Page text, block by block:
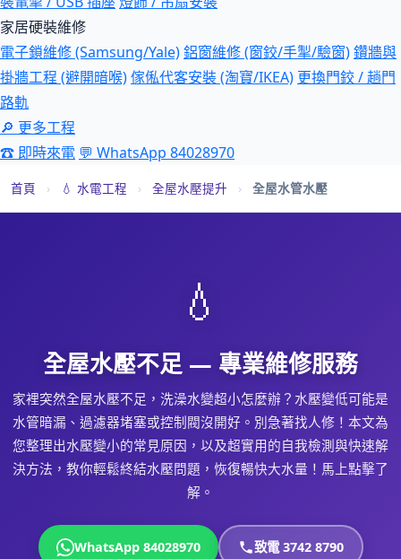
家居硬裝維修
電子鎖維修 (Samsung/Yale)鋁窗維修 (窗鉸/手掣/驗窗)鑽牆與
掛牆工程 (避開暗喉)傢俬代客安裝 (淘寶/IKEA) 更換門鉸 / 趟門
路軌
🔎 更多工程
☎ 即時來電 💬 WhatsApp 84028970
首頁 › 💧 水電工程 › 全屋水壓提升 › 全屋水管水壓
💧
全屋水壓不足 — 專業維修服務
家裡突然全屋水壓不足，洗澡水變超小怎麼辦？水壓變低可能是
水管暗漏、過濾器堵塞或控制閥沒開好。別急著找人修！本文為
您整理出水壓變小的常見原因，以及超實用的自我檢測與快速解
決方法，教你輕鬆終結水壓問題，恢復暢快大水量！馬上點擊了
解。
WhatsApp 84028970 致電 3742 8790